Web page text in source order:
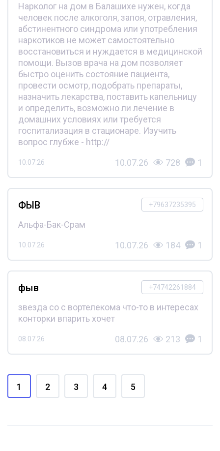
Нарколог на дом в Балашихе нужен, когда
человек после алкоголя, запоя, отравления,
абстинентного синдрома или употребления
наркотиков не может самостоятельно
восстановиться и нуждается в медицинской
помощи. Вызов врача на дом позволяет
быстро оценить состояние пациента,
провести осмотр, подобрать препараты,
назначить лекарства, поставить капельницу
и определить, возможно ли лечение в
домашних условиях или требуется
госпитализация в стационаре. Изучить
вопрос глубже - http://
10.07.26 10.07.26 728 1
+79637235395
ФЫВ
Альфа-Бак-Срам
10.07.26 10.07.26 184 1
+74742261884
фыв
звезда со с вортелекома что-то в интересах
конторки впарить хочет
08.07.26 08.07.26 213 1
1 2 3 4 5